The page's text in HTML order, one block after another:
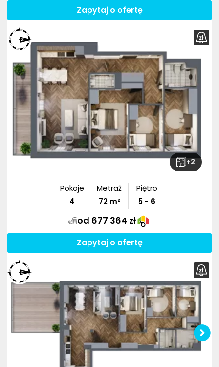
Zapytaj o ofertę
+2
Pokoje
4
Metraż
72m²
Piętro
5 - 6
od 677 364 zł
Zapytaj o ofertę